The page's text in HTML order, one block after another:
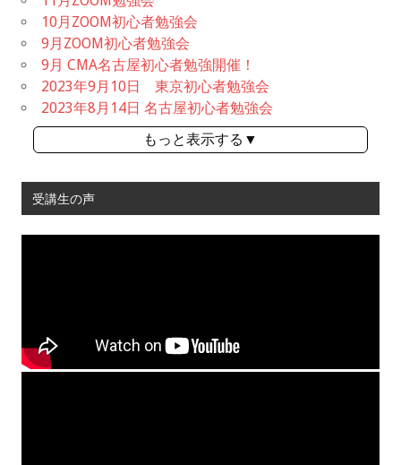
10月ZOOM初心者勉強会
9月ZOOM初心者勉強会
9月 CMA名古屋初心者勉強開催！
2023年9月10日 東京初心者勉強会
2023年8月14日 名古屋初心者勉強会
もっと表示する▼
受講生の声